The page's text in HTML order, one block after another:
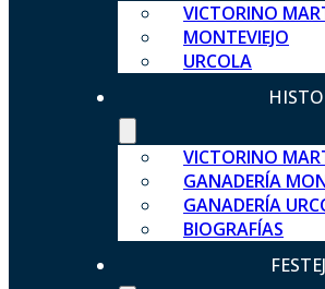
VICTORINO
MONTEVIEJO
URCOLA
VICTORINO
GANADERÍA
GANADERÍA
BIOGRAFÍAS